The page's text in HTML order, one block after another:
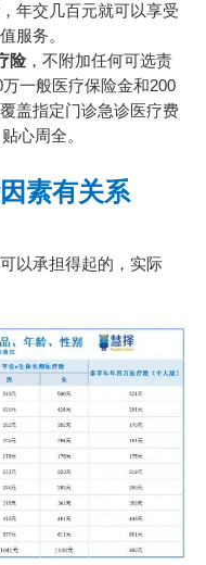
年交几百元就可以享受
服务。
险，不附加任何可选责
一般医疗保险金和200
盖指定门诊急诊医疗费
心周全。
素有关系
以承担得起的，实际